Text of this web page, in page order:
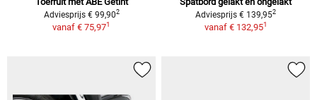
Adviesprijs € 99,902
vanaf € 75,971
Adviesprijs € 139,952
vanaf € 132,951